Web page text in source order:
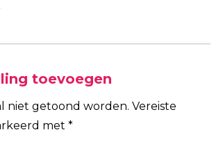
toevoegen
niet getoond worden. Vereiste
met *